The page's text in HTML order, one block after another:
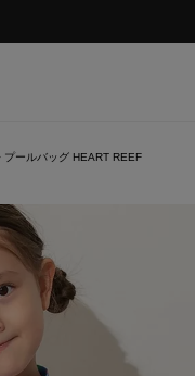
プールバッグ HEART REEF